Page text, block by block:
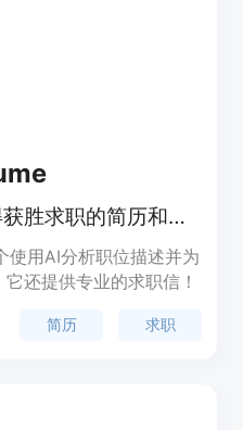
使用AI在几秒钟内获得获胜求职的简历和求职信。
使用AI分析职位描述并为
还提供专业的求职信！
简历 求职